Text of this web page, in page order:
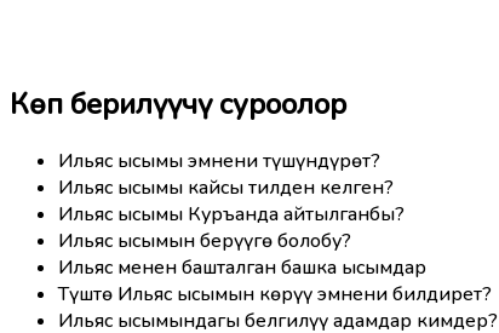
Көп берилүүчү суроолор
Ильяс ысымы эмнени түшүндүрөт?
Ильяс ысымы кайсы тилден келген?
Ильяс ысымы Куръанда айтылганбы?
Ильяс ысымын берүүгө болобу?
Ильяс менен башталган башка ысымдар
Түштө Ильяс ысымын көрүү эмнени билдирет?
Ильяс ысымындагы белгилүү адамдар кимдер?